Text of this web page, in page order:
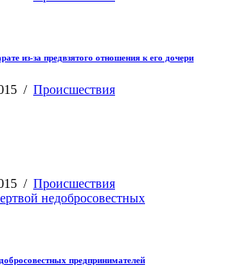
из-за предвзятого отношения к его дочери
/ Происшествия
/ Происшествия
предпринимателей